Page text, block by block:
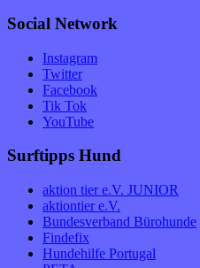
Social Network
Instagram
Twitter
Facebook
Tik Tok
YouTube
Surftipps Hund
aktion tier e.V. JUNIOR
aktiontier e.V.
Bundesverband Bürohunde
Findefix
Hundehilfe Portugal